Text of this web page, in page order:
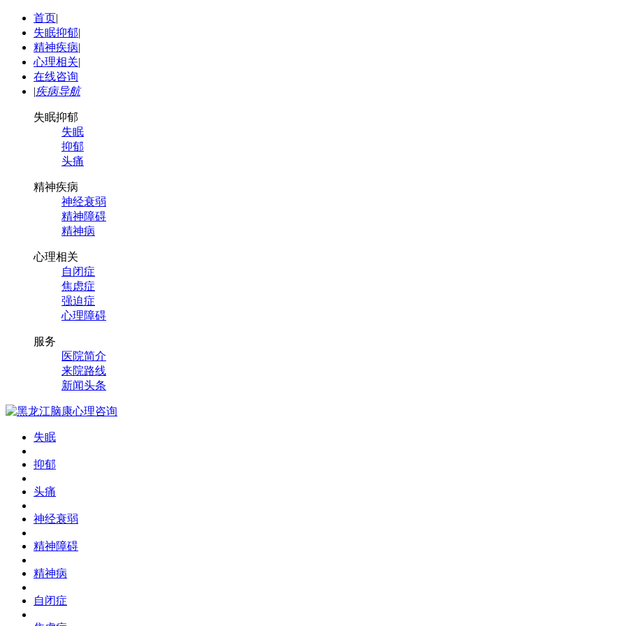
首页|
失眠抑郁|
精神疾病|
心理相关|
在线咨询
|疾病导航
失眠抑郁
失眠
抑郁
头痛
精神疾病
神经衰弱
精神障碍
精神病
心理相关
自闭症
焦虑症
强迫症
心理障碍
服务
医院简介
来院路线
新闻头条
失眠
抑郁
头痛
神经衰弱
精神障碍
精神病
自闭症